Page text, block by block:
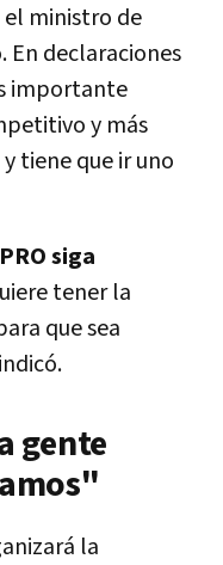
ministro de
declaraciones
importante
y más
tiene que ir uno
siga
tener la
que sea
gente
la